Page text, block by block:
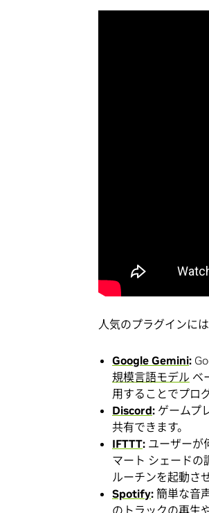
人気のプラグインに
Google Gemini:
規模言語モデル ベ
用することでプロ
Discord: ゲームプ
共有できます。
IFTTT: ユーザーが
マート シェードの
ルーチンを起動させ
Spotify: 簡単な音
のトラックの再生